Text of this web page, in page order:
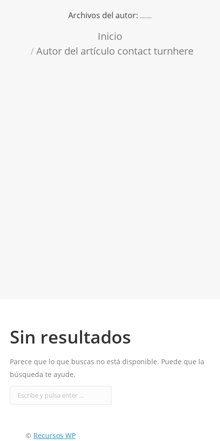
Archivos del autor: contact turnhere
Inicio
Autor del artículo contact turnhere
Sin resultados
Parece que lo que buscas no está disponible. Puede que la
búsqueda te ayude.
© Recursos WP